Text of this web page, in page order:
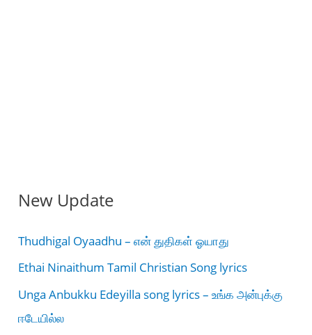
New Update
Thudhigal Oyaadhu – என் துதிகள் ஓயாது
Ethai Ninaithum Tamil Christian Song lyrics
Unga Anbukku Edeyilla song lyrics – உங்க அன்புக்கு
ஈடேயில்ல